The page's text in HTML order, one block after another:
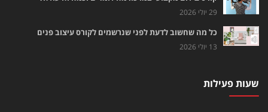
29 יולי 2026
כל מה שחשוב לדעת לפני שנרשמים לקורס עיצוב פנים
13 יולי 2026
שעות פעילות